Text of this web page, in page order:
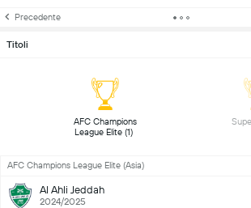
Precedente
Titoli
AFC Champions
AFC Champions League Elite (Asia)
Al Ahli Jeddah
2024/2025